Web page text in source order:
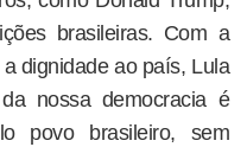
brasileiras. Com a
dignidade ao país, Lula
nossa democracia é
povo brasileiro, sem